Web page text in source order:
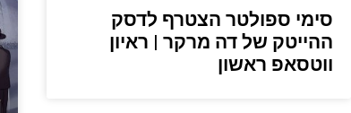
סימי ספולטר הצטרף לדסק
ההייטק של דה מרקר | ראיון
ווטסאפ ראשון